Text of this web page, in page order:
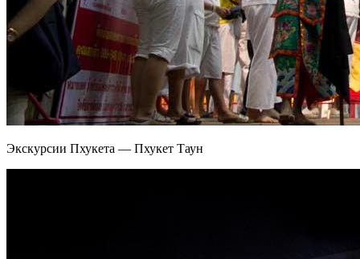
Экскурсии Пхукета — Пхукет Таун